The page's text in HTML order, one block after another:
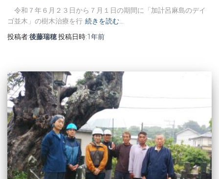
令和７年６月２３日から７月１日の期間に「加計呂麻島のデイ
ゴ並木」の樹木治療を行 続きを読む…
投稿者:後藤瑞穂投稿日時:1年前